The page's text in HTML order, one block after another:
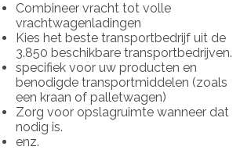
Combineer vracht tot volle
vrachtwagenladingen
Kies het beste transportbedrijf uit de
3.850 beschikbare transportbedrijven.
specifiek voor uw producten en
benodigde transportmiddelen (zoals
een kraan of palletwagen)
Zorg voor opslagruimte wanneer dat
nodig is.
enz.